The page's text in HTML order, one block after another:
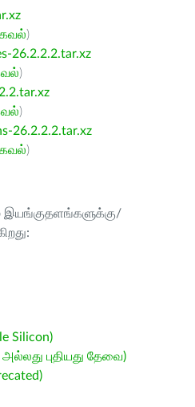
)
26.2.2.2.tar.xz
)
)
26.2.2.2.tar.xz
)
இயங்குதளங்களுக்கு/
Silicon)
புதியது தேவை)